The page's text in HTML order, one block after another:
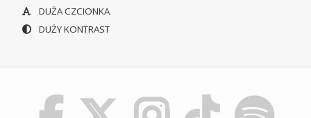
DUŻA CZCIONKA
DUŻY KONTRAST